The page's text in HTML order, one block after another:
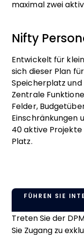
maximal zwei
Nifty
Entwickelt für
sich dieser Plan
Speicherplatz
Zentrale
Felder,
Einschränkungen
40 aktive
Platz.
FÜHREN SIE
Treten Sie der
Sie Zugang zu